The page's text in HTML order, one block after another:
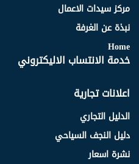
مركز سيدات الاعمال
نبذة عن الغرفة
Home
خدمة الانتساب الاليكتروني
اعلانات تجارية
الدليل التجاري
دليل النجف السياحي
نشرة اسعار